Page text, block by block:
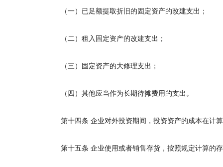
（一）已足额提取折旧的固定资产的改建支出；
（二）租入固定资产的改建支出；
（三）固定资产的大修理支出；
（四）其他应当作为长期待摊费用的支出。
第十四条 企业对外投资期间，投资资产的成本在计
第十五条 企业使用或者销售存货，按照规定计算的